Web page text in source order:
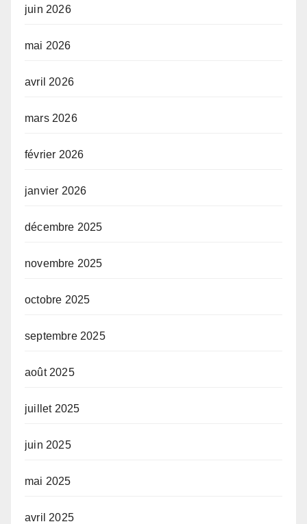
juin 2026
mai 2026
avril 2026
mars 2026
février 2026
janvier 2026
décembre 2025
novembre 2025
octobre 2025
septembre 2025
août 2025
juillet 2025
juin 2025
mai 2025
avril 2025